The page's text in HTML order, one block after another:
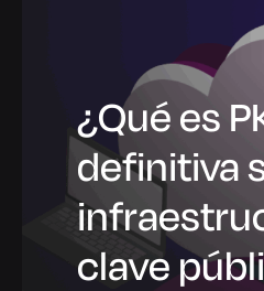
¿Qué es
definitiva
clave